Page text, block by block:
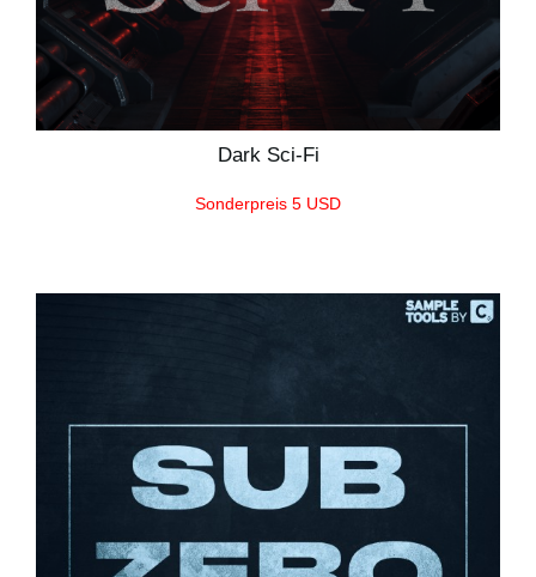
Dark Sci-Fi
Sonderpreis 5 USD